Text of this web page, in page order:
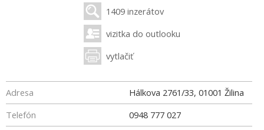
1409 inzerátov
vizitka do outlooku
vytlačiť
Adresa Hálkova 2761/33, 01001 Žilina
Telefón
0948 777 027